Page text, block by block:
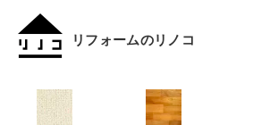
リフォームのリノコ